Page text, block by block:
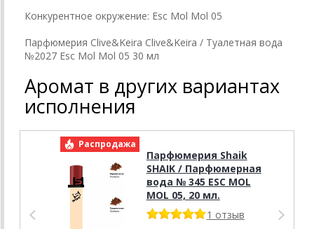
Конкурентное окружение: Esc Mol Mol 05
Парфюмерия Clive&Keira Clive&Keira / Туалетная вода
№2027 Esc Mol Mol 05 30 мл
Аромат в других вариантах
исполнения
Распродажа
Парфюмерия Shaik
SHAIK / Парфюмерная
вода № 345 ESC MOL
MOL 05, 20 мл.
1 отзыв